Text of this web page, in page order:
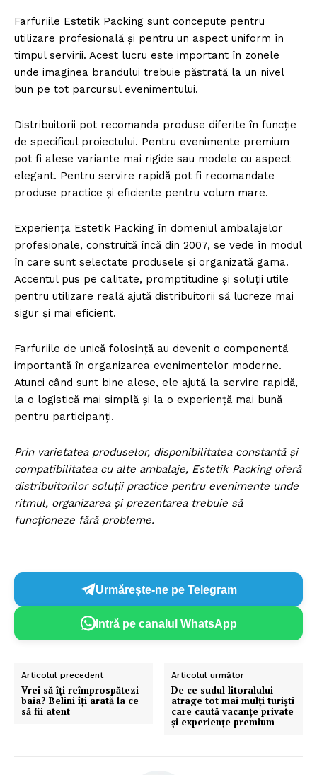
Un proiect
Farfuriile Estetik Packing sunt concepute pentru
utilizare profesională și pentru un aspect uniform în
timpul servirii. Acest lucru este important în zonele
unde imaginea brandului trebuie păstrată la un nivel
bun pe tot parcursul evenimentului.
Distribuitorii pot recomanda produse diferite în funcție
de specificul proiectului. Pentru evenimente premium
pot fi alese variante mai rigide sau modele cu aspect
elegant. Pentru servire rapidă pot fi recomandate
produse practice și eficiente pentru volum mare.
Experiența Estetik Packing în domeniul ambalajelor
profesionale, construită încă din 2007, se vede în modul
în care sunt selectate produsele și organizată gama.
Accentul pus pe calitate, promptitudine și soluții utile
pentru utilizare reală ajută distribuitorii să lucreze mai
sigur și mai eficient.
Farfuriile de unică folosință au devenit o componentă
importantă în organizarea evenimentelor moderne.
Atunci când sunt bine alese, ele ajută la servire rapidă,
la o logistică mai simplă și la o experiență mai bună
pentru participanți.
Prin varietatea produselor, disponibilitatea constantă și
compatibilitatea cu alte ambalaje, Estetik Packing oferă
distribuitorilor soluții practice pentru evenimente unde
ritmul, organizarea și prezentarea trebuie să
funcționeze fără probleme.
Urmărește-ne pe Telegram
Intră pe canalul WhatsApp
Articolul precedent
Vrei să îți reîmprospătezi
baia? Belini îți arată la ce
să fii atent
Articolul următor
De ce sudul litoralului
atrage tot mai mulți turiști
care caută vacanțe private
și experiențe premium